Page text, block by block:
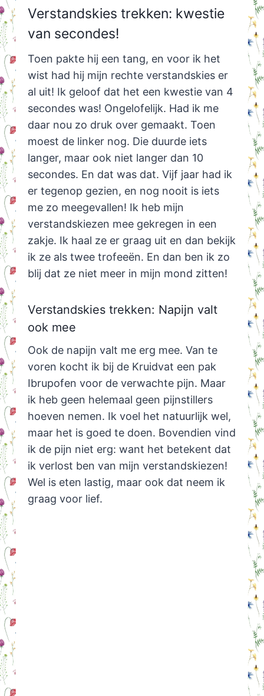
Verstandskies trekken: kwestie
van secondes!
Toen pakte hij een tang, en voor ik het
wist had hij mijn rechte verstandskies er
al uit! Ik geloof dat het een kwestie van 4
secondes was! Ongelofelijk. Had ik me
daar nou zo druk over gemaakt. Toen
moest de linker nog. Die duurde iets
langer, maar ook niet langer dan 10
secondes. En dat was dat. Vijf jaar had ik
er tegenop gezien, en nog nooit is iets
me zo meegevallen! Ik heb mijn
verstandskiezen mee gekregen in een
zakje. Ik haal ze er graag uit en dan bekijk
ik ze als twee trofeeën. En dan ben ik zo
blij dat ze niet meer in mijn mond zitten!
Verstandskies trekken: Napijn valt
ook mee
Ook de napijn valt me erg mee. Van te
voren kocht ik bij de Kruidvat een pak
Ibrupofen voor de verwachte pijn. Maar
ik heb geen helemaal geen pijnstillers
hoeven nemen. Ik voel het natuurlijk wel,
maar het is goed te doen. Bovendien vind
ik de pijn niet erg: want het betekent dat
ik verlost ben van mijn verstandskiezen!
Wel is eten lastig, maar ook dat neem ik
graag voor lief.